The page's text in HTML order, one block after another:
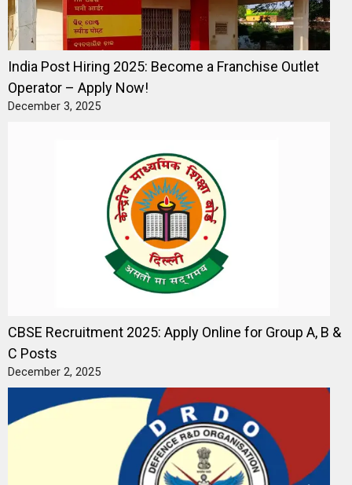
India Post Hiring 2025: Become a Franchise Outlet
Operator – Apply Now!
December 3, 2025
CBSE Recruitment 2025: Apply Online for Group A, B &
C Posts
December 2, 2025